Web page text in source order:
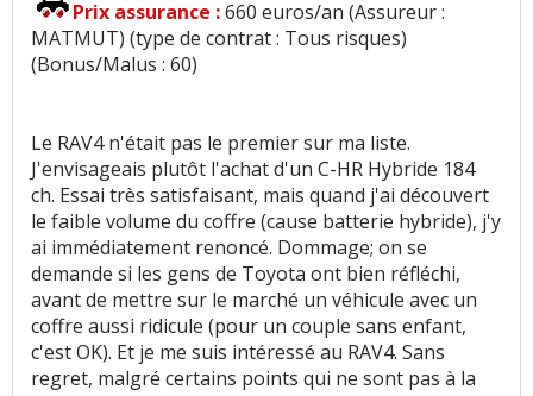
Prix assurance :660 euros/an (Assureur :
MATMUT) (type de contrat : Tous risques)
(Bonus/Malus : 60)
Le RAV4 n'était pas le premier sur ma liste.
J'envisageais plutôt l'achat d'un C-HR Hybride 184
ch. Essai très satisfaisant, mais quand j'ai découvert
le faible volume du coffre (cause batterie hybride), j'y
ai immédiatement renoncé. Dommage; on se
demande si les gens de Toyota ont bien réfléchi,
avant de mettre sur le marché un véhicule avec un
coffre aussi ridicule (pour un couple sans enfant,
c'est OK). Et je me suis intéressé au RAV4. Sans
regret, malgré certains points qui ne sont pas à la